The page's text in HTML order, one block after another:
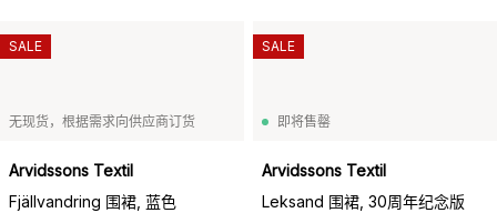
无现货，根据需求向供应商订货
Arvidssons Textil
Fjällvandring 围裙, 蓝色
SALE
即将售罄
Arvidssons Textil
Leksand 围裙, 30周年纪念版
SALE